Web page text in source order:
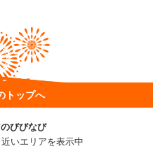
トップへ
びびなび
いエリアを表示中